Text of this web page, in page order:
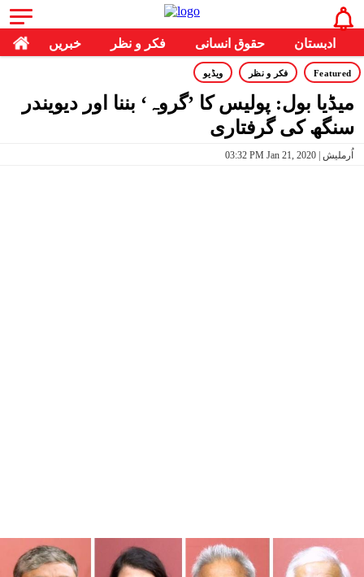
خبریں فکر و نظر حقوق انسانی ادبستان
Featured فکر و نظر ویڈیو
میڈیا بول: پولیس کا ’گروہ‘ بننا اور دیویندر
سنگھ کی گرفتاری
03:32 PM Jan 21, 2020 | اُرملیش